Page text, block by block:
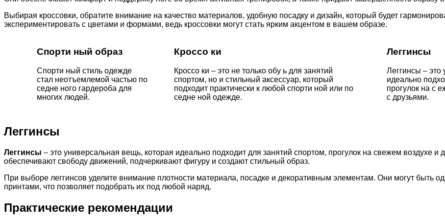
Выбирая кроссовки, обратите внимание на качество материалов, удобную посадку и дизайн, который будет
экспериментировать с цветами и формами, ведь кроссовки могут стать ярким акцентом в вашем образе.
Спорти ный образ
Спорти ный стиль одежде
стал неотъемлемой частью по
седне ного гардероба для
многих людей.
Кроссо ки
Кроссо ки – это не только обу ь для занятий
спортом, но и стильный аксессуар, который
подходит практически к любой спорти ной или по
седне ной одежде.
Леггинсы
Леггинсы – это
идеально
прогулок на с
с друзьями.
Леггинсы
Леггинсы – это универсальная вещь, которая идеально подходит для занятий спортом, прогулок на свежем воздухе и
обеспечивают свободу движений, подчеркивают фигуру и создают стильный образ.
При выборе леггинсов уделите внимание плотности материала, посадке и декоративным элементам. Они могут быть
принтами, что позволяет подобрать их под любой наряд.
Практические рекомендации